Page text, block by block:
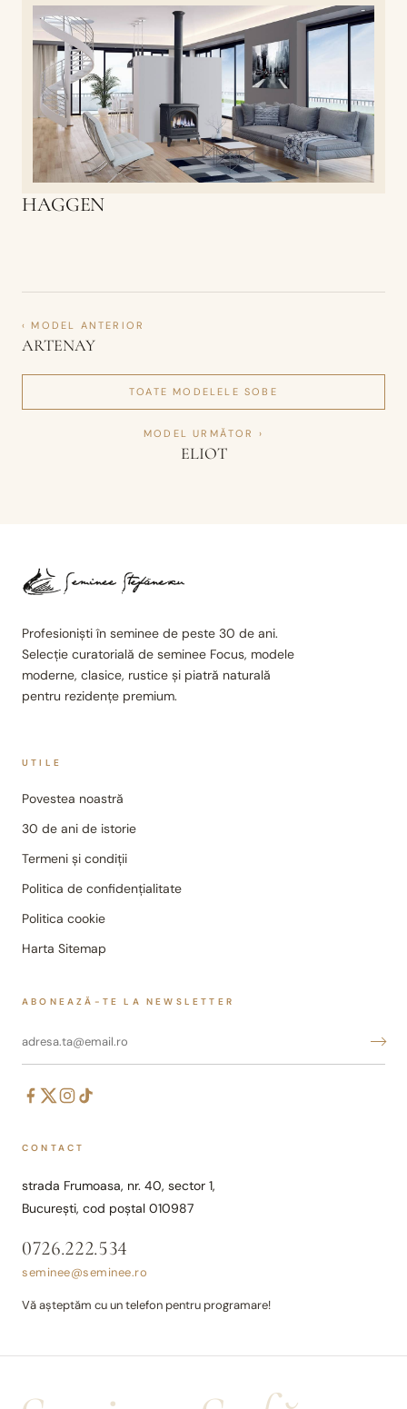
HAGGEN
‹ MODEL ANTERIOR
ARTENAY
TOATE MODELELESOBE
MODEL URMĂTOR ›
ELIOT
Profesioniști în seminee de peste 30 de ani.
Selecție curatorială de seminee Focus, modele
moderne, clasice, rustice și piatră naturală
pentru rezidențe premium.
UTILE
Povestea noastră
30 de ani de istorie
Termeni și condiții
Politica de confidențialitate
Politica cookie
Harta Sitemap
ABONEAZĂ-TE LA NEWSLETTER
CONTACT
strada Frumoasa, nr. 40, sector 1,
București, cod poștal 010987
0726.222.534
seminee@seminee.ro
Vă așteptăm cu un telefon pentru programare!